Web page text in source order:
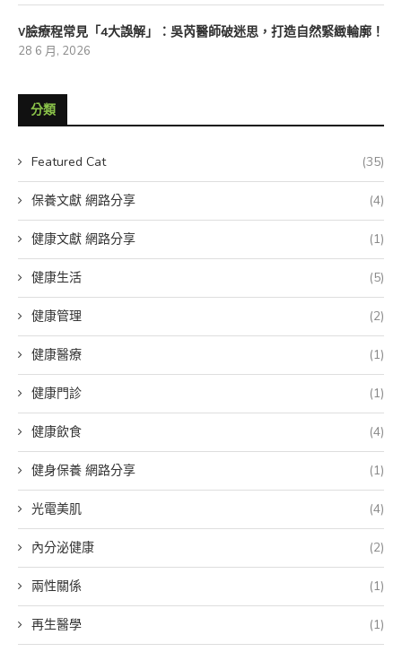
V臉療程常見「4大誤解」：吳芮醫師破迷思，打造自然緊緻輪廓！
28 6 月, 2026
分類
Featured Cat (35)
保養文獻 網路分享 (4)
健康文獻 網路分享 (1)
健康生活 (5)
健康管理 (2)
健康醫療 (1)
健康門診 (1)
健康飲食 (4)
健身保養 網路分享 (1)
光電美肌 (4)
內分泌健康 (2)
兩性關係 (1)
再生醫學 (1)